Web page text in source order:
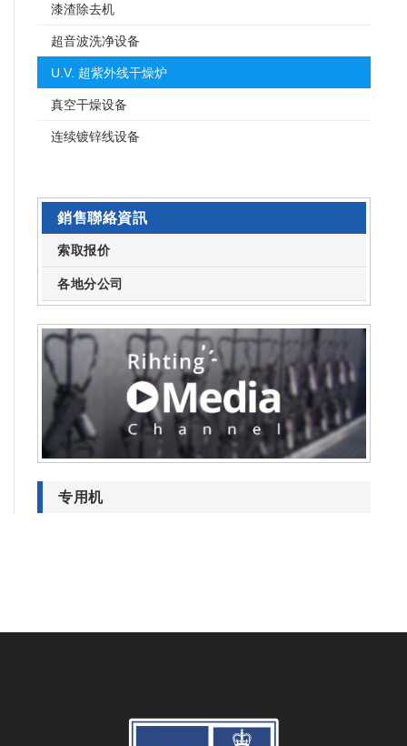
漆渣除去机
超音波洗净设备
U.V. 超紫外线干燥炉
真空干燥设备
连续镀锌线设备
銷售聯絡資訊
索取报价
各地分公司
专用机